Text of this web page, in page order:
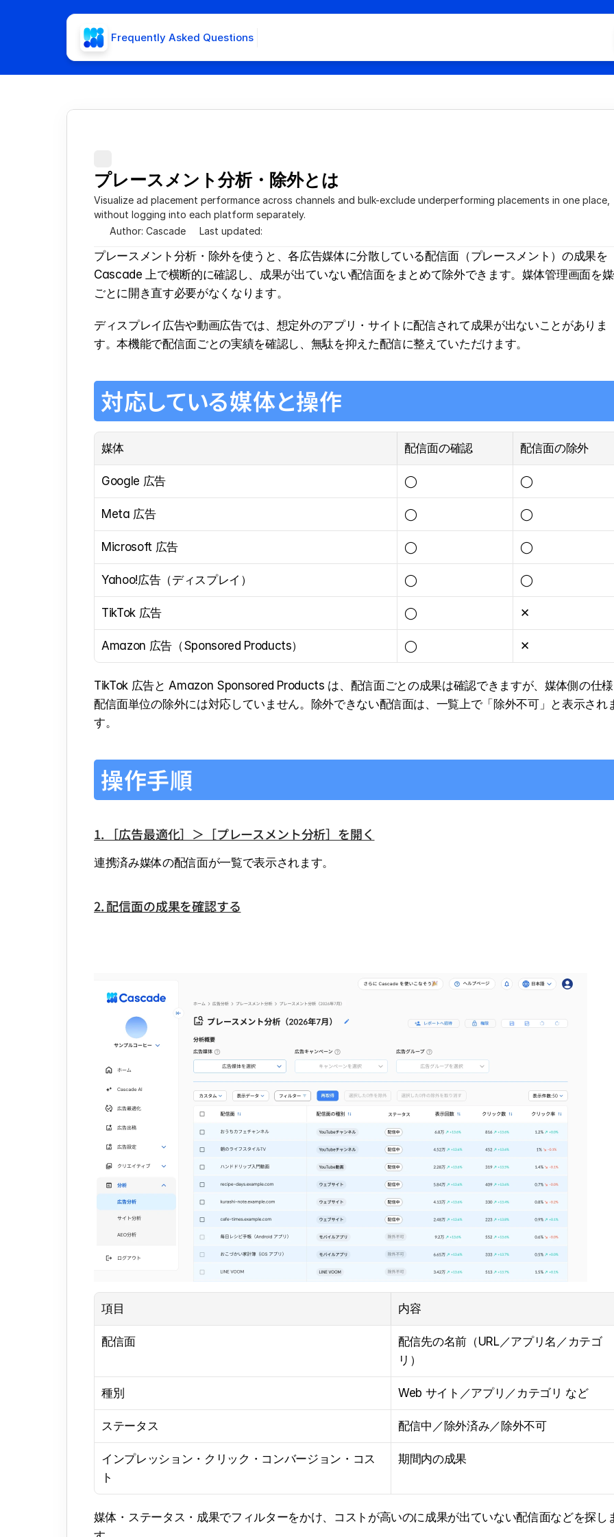
Frequently Asked Questions
プレースメント分析・除外とは
Visualize ad placement performance across channels and bulk-exclude underperforming placements in one place,
without logging into each platform separately.
Author: Cascade
Last updated:
プレースメント分析・除外を使うと、各広告媒体に分散している配信面（プレースメント）の成果を
Cascade 上で横断的に確認し、成果が出ていない配信面をまとめて除外できます。媒体管理画面を
ごとに開き直す必要がなくなります。
ディスプレイ広告や動画広告では、想定外のアプリ・サイトに配信されて成果が出ないことがありま
す。本機能で配信面ごとの実績を確認し、無駄を抑えた配信に整えていただけます。
対応している媒体と操作
媒体 配信面の確認 配信面の除外
Google 広告 ◯ ◯
Meta 広告 ◯ ◯
Microsoft 広告 ◯ ◯
Yahoo!広告（ディスプレイ） ◯ ◯
TikTok 広告 ◯ ✕
Amazon 広告（Sponsored Products） ◯ ✕
TikTok 広告と Amazon Sponsored Products は、配信面ごとの成果は確認できますが、媒体側の仕
配信面単位の除外には対応していません。除外できない配信面は、一覧上で「除外不可」と表示され
す。
操作手順
1. ［広告最適化］＞［プレースメント分析］を開く
連携済み媒体の配信面が一覧で表示されます。
2. 配信面の成果を確認する
項目 内容
配信面
配信先の名前（URL／アプリ名／カテゴ
リ）
種別 Web サイト／アプリ／カテゴリ など
ステータス 配信中／除外済み／除外不可
インプレッション・クリック・コンバージョン・コス
ト
期間内の成果
媒体・ステータス・成果でフィルターをかけ、コストが高いのに成果が出ていない配信面などを探し